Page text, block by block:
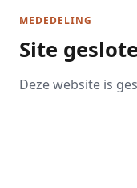
MEDEDELING
Site
Deze website is